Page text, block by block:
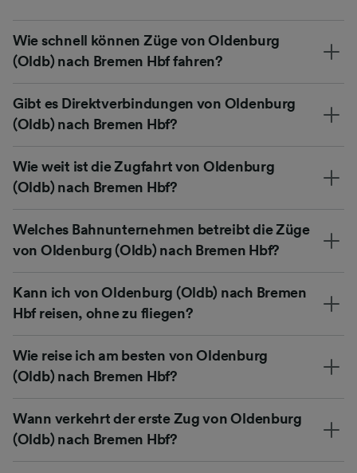
Wie schnell können Züge von Oldenburg
(Oldb) nach Bremen Hbf fahren?
Gibt es Direktverbindungen von Oldenburg
(Oldb) nach Bremen Hbf?
Wie weit ist die Zugfahrt von Oldenburg
(Oldb) nach Bremen Hbf?
Welches Bahnunternehmen betreibt die Züge
von Oldenburg (Oldb) nach Bremen Hbf?
Kann ich von Oldenburg (Oldb) nach Bremen
Hbf reisen, ohne zu fliegen?
Wie reise ich am besten von Oldenburg
(Oldb) nach Bremen Hbf?
Wann verkehrt der erste Zug von Oldenburg
(Oldb) nach Bremen Hbf?